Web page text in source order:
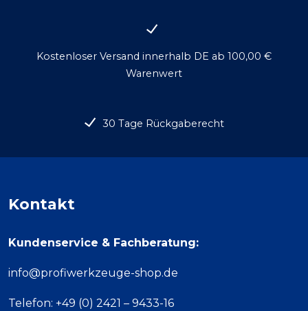
Kostenloser Versand innerhalb DE ab 100,00 €
Warenwert
30 Tage Rückgaberecht
Kontakt
Kundenservice & Fachberatung:
info@profiwerkzeuge-shop.de
Telefon: +49 (0) 2421 – 9433-16